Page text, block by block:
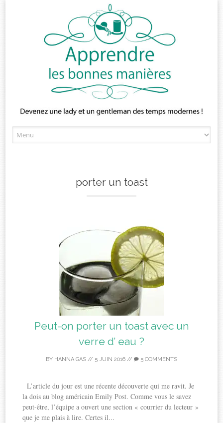
to
porter un toast
Peut-on porter un toast avec un
verre d’ eau ?
BY HANNA GAS // 5 JUIN 2016 // 5 COMMENTS
L’article du jour est une récente découverte qui me ravit. Je
la dois au blog américain Emily Post. Comme vous le savez
peut-être, l’équipe a ouvert une section « courrier du lecteur »
que je me plais à lire. Certes il...